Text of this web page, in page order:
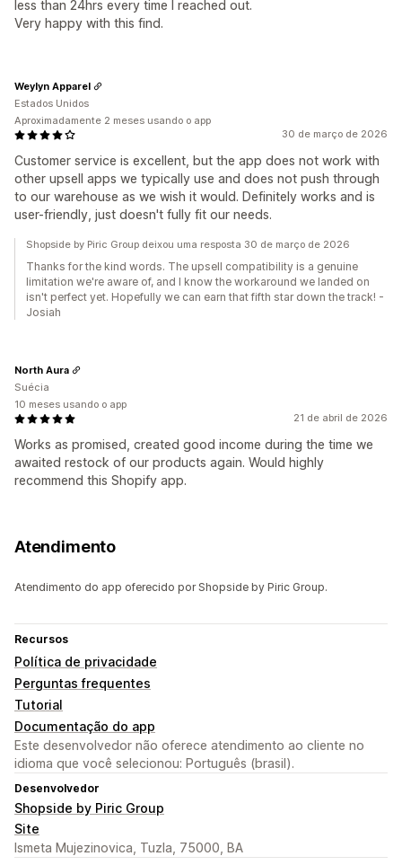
less than 24hrs every time I reached out.
Very happy with this find.
30 de março de 2026
Customer service is excellent, but the app does not work with
other upsell apps we typically use and does not push through
to our warehouse as we wish it would. Definitely works and is
user-friendly, just doesn't fully fit our needs.
Weylyn Apparel
Estados Unidos
Aproximadamente 2 meses usando o app
Shopside by Piric Group deixou uma resposta 30 de março de 2026
Thanks for the kind words. The upsell compatibility is a genuine
limitation we're aware of, and I know the workaround we landed on
isn't perfect yet. Hopefully we can earn that fifth star down the track! -
Josiah
21 de abril de 2026
Works as promised, created good income during the time we
awaited restock of our products again. Would highly
recommend this Shopify app.
North Aura
Suécia
10 meses usando o app
Atendimento
Atendimento do app oferecido por Shopside by Piric Group.
Recursos
Política de privacidade
Perguntas frequentes
Tutorial
Documentação do app
Este desenvolvedor não oferece atendimento ao cliente no
idioma que você selecionou: Português (brasil).
Desenvolvedor
Shopside by Piric Group
Site
Ismeta Mujezinovica, Tuzla, 75000, BA